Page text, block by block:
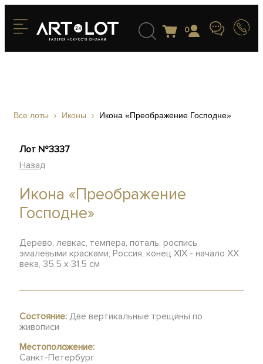
0
Все лоты Иконы Икона «Преображение Господне»
Лот №3337
Назад
Икона «Преображение
Господне»
Дерево, левкас, темпера, поталь, роспись
эмалевыми красками, Россия, конец XIX - начало XX
века, 35,5 х 31,5 см
Состояние: Две вертикальные трещины по
живописи
Местоположение:
Санкт-Петербург